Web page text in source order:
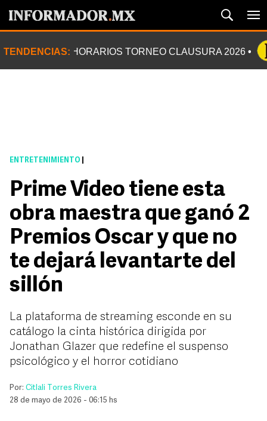
TENDENCIAS: HORARIOS TORNEO CLAUSURA 2026
ENTRETENIMIENTO
Prime Video tiene esta
obra maestra que ganó 2
Premios Oscar y que no
te dejará levantarte del
sillón
La plataforma de streaming esconde en su
catálogo la cinta histórica dirigida por
Jonathan Glazer que redefine el suspenso
psicológico y el horror cotidiano
Por: Citlali Torres Rivera
28 de mayo de 2026 - 06:15 hs